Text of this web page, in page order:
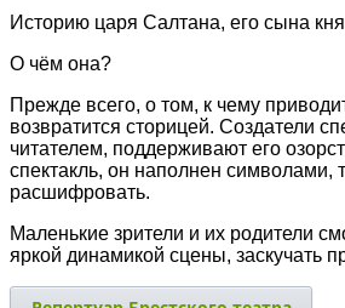
Историю царя Салтана, его сына
О чём она?
Прежде всего, о том, к чему
возвратится сторицей. Создатели
читателем, поддерживают его
спектакль, он наполнен символами,
расшифровать.
Маленькие зрители и их родители
яркой динамикой сцены, заскучать